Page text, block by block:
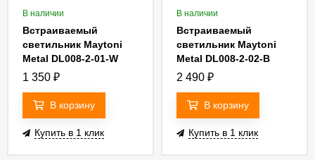
В наличии
Встраиваемый
светильник Maytoni
Metal DL008-2-01-W
1 350 ₽
В корзину
Купить в 1 клик
В наличии
Встраиваемый
светильник Maytoni
Metal DL008-2-02-B
2 490 ₽
В корзину
Купить в 1 клик